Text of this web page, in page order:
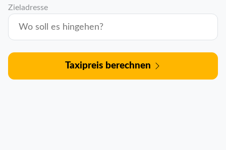
Zieladresse
Taxipreis berechnen